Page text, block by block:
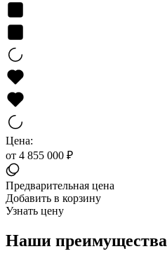
Цена:
от 4 855 000 ₽
Предварительная цена
Добавить в корзину
Узнать цену
Наши преимущества